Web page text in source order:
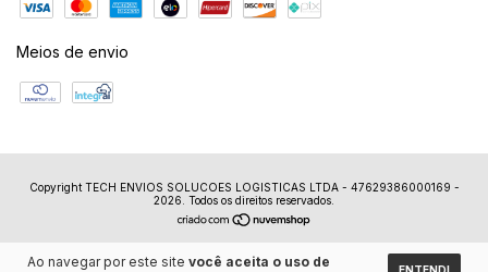
Ao navegar por este site você aceita o uso de
Meios de envio
Copyright TECH ENVIOS SOLUCOES LOGISTICAS LTDA - 47629386000169 -
2026. Todos os direitos reservados.